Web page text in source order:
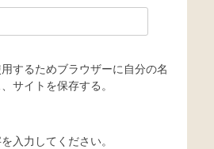
するためブラウザーに自分の名
サイトを保存する。
入力してください。